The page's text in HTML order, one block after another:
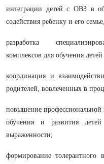
интеграции детей с ОВЗ в
содействия ребенку и его
разработка
комплексов для обучения
координация и
родителей, вовлеченных в
повышение профессиональной
обучения и развития
выраженности;
формирование толерантного